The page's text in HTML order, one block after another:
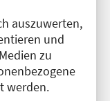
auszuwerten,
und
zu
werden.